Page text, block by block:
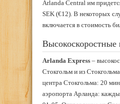
Arlanda Central им
SEK (€12). В некоторых
включается в стоимость
Высокоскоростные
Arlanda Express –
Стокгольм и из
центра Стокгольма: 20
аэропорта Арланда: